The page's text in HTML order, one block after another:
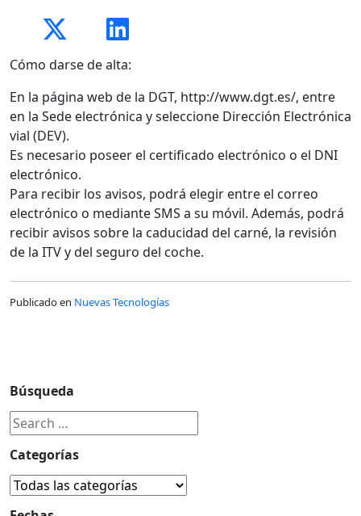
Cómo darse de alta:
En la página web de la DGT, http://www.dgt.es/, entre
en la Sede electrónica y seleccione Dirección Electrónica
vial (DEV).
Es necesario poseer el certificado electrónico o el DNI
electrónico.
Para recibir los avisos, podrá elegir entre el correo
electrónico o mediante SMS a su móvil. Además, podrá
recibir avisos sobre la caducidad del carné, la revisión
de la ITV y del seguro del coche.
Publicado en Nuevas Tecnologías
Búsqueda
Categorías